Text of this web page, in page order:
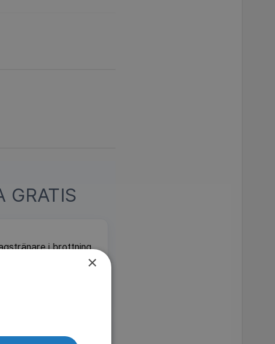
GRATIS
i brottning.
på resan mot OS i
fyra unga atleter
×